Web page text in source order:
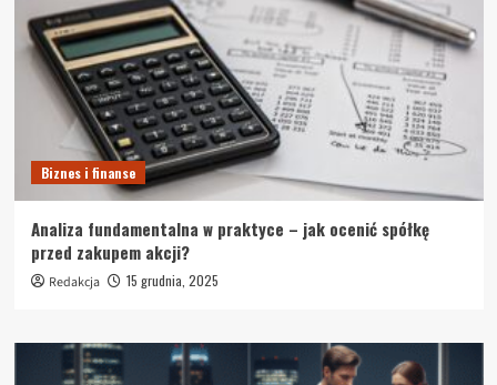
Biznes i finanse
Analiza fundamentalna w praktyce – jak ocenić spółkę
przed zakupem akcji?
Redakcja 15 grudnia, 2025